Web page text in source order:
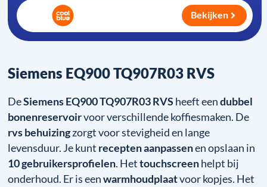
Siemens EQ900 TQ907R03 RVS
DeSiemens EQ900 TQ907R03 RVS heeft eendubbel
bonenreservoirvoor verschillende koffiesmaken. De
rvs behuizingzorgt voor stevigheid en lange
levensduur. Je kunt recepten aanpassenen opslaan in
10 gebruikersprofielen. Hettouchscreenhelpt bij
onderhoud. Er is eenwarmhoudplaatvoor kopjes. Het
Bekijken